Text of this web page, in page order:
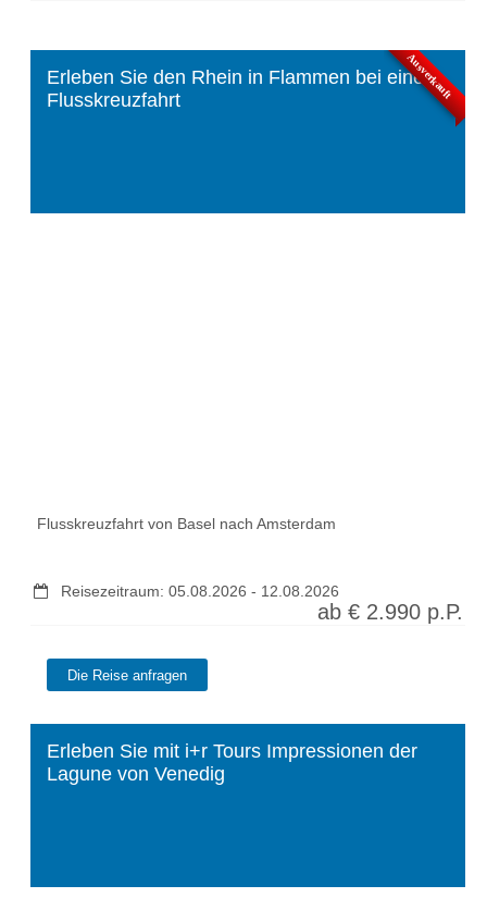
Ausverkauft
Erleben Sie den Rhein in Flammen bei einer
Flusskreuzfahrt
Flusskreuzfahrt von Basel nach Amsterdam
Reisezeitraum:05.08.2026 - 12.08.2026
ab € 2.990p.P.
Erleben Sie mit i+r Tours Impressionen der
Lagune von Venedig